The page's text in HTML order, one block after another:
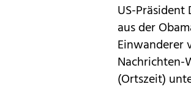
US-
aus der
Einwanderer
Nachrichten-
(Ortszeit)